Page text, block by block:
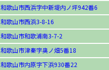
和歌山市西浜字中新堤内ノ坪942番6
和歌山市西浜3-8-16
和歌山市和歌浦南3-7-2
和歌山市津秦字奥ノ畑5番18
和歌山市内原字下浜930番22